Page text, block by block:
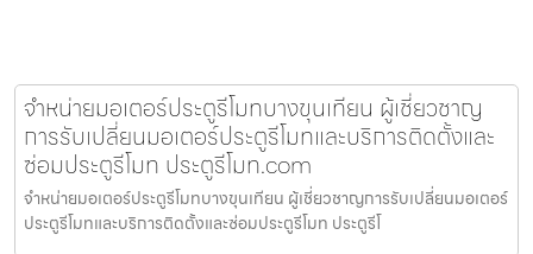
จำหน่ายมอเตอร์ประตูรีโมทบางขุนเทียน ผู้เชี่ยวชาญ
การรับเปลี่ยนมอเตอร์ประตูรีโมทและบริการติดตั้งและ
ซ่อมประตูรีโมท ประตูรีโมท.com
จำหน่ายมอเตอร์ประตูรีโมทบางขุนเทียน ผู้เชี่ยวชาญการรับเปลี่ยนมอเตอร์
ประตูรีโมทและบริการติดตั้งและซ่อมประตูรีโมท ประตูรีโ